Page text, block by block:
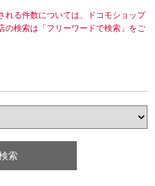
れる件数については、ドコモショップ
の検索は「フリーワードで検索」をご
索